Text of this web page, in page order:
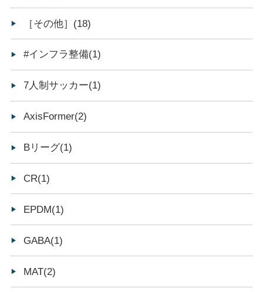
［その他］(18)
#インフラ整備(1)
7人制サッカー(1)
AxisFormer(2)
Bリーグ(1)
CR(1)
EPDM(1)
GABA(1)
MAT(2)